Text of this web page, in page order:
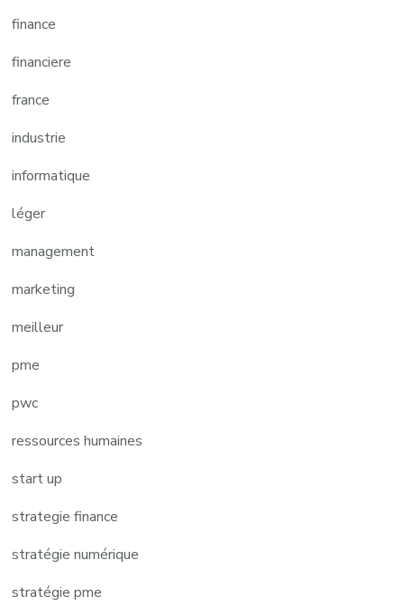
finance
financiere
france
industrie
informatique
léger
management
marketing
meilleur
pme
pwc
ressources humaines
start up
strategie finance
stratégie numérique
stratégie pme